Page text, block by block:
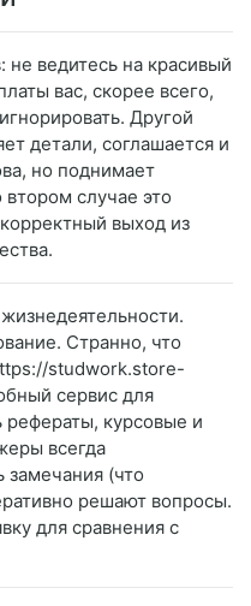
ведитесь на красивый
вас, скорее всего,
Другой
детали, соглашается и
но поднимает
случае это
выход из
Странно, что
studwork.store-
сервис для
рефераты, курсовые и
всегда
(что
решают вопросы.
для сравнения с